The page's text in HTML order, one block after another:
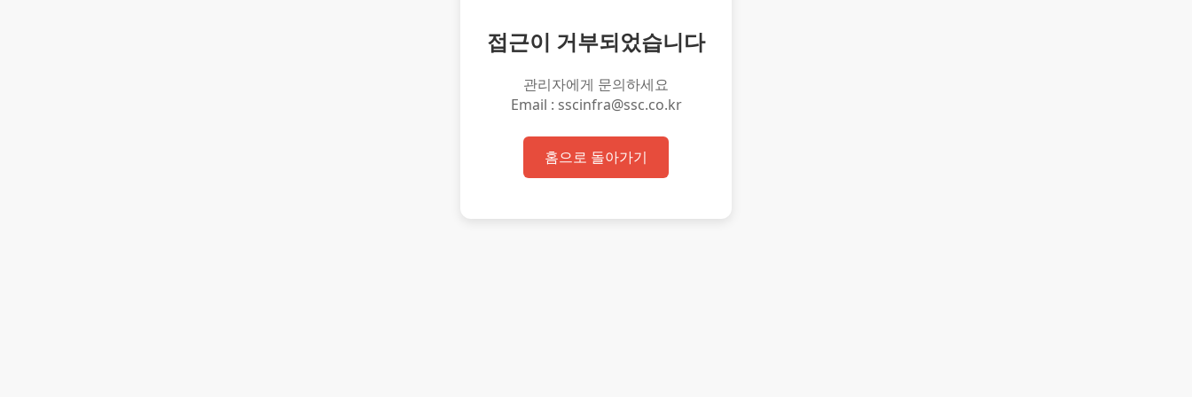
접근이 거부되었습니다
관리자에게 문의하세요
Email : sscinfra@ssc.co.kr
홈으로 돌아가기